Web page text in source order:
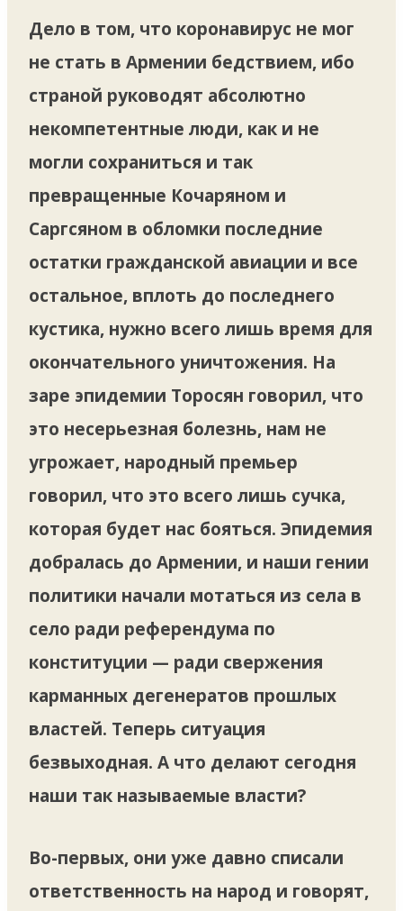
Дело в том, что коронавирус не мог
не стать в Армении бедствием, ибо
страной руководят абсолютно
некомпетентные люди, как и не
могли сохраниться и так
превращенные Кочаряном и
Саргсяном в обломки последние
остатки гражданской авиации и все
остальное, вплоть до последнего
кустика, нужно всего лишь время для
окончательного уничтожения. На
заре эпидемии Торосян говорил, что
это несерьезная болезнь, нам не
угрожает, народный премьер
говорил, что это всего лишь сучка,
которая будет нас бояться. Эпидемия
добралась до Армении, и наши гении
политики начали мотаться из села в
село ради референдума по
конституции — ради свержения
карманных дегенератов прошлых
властей. Теперь ситуация
безвыходная. А что делают сегодня
наши так называемые власти?
Во-первых, они уже давно списали
ответственность на народ и говорят,